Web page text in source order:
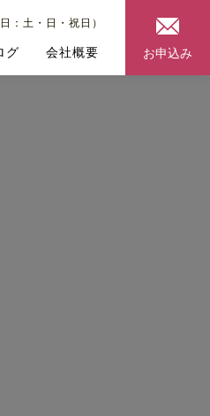
：土・日・祝日）
グ 会社概要 お申込み